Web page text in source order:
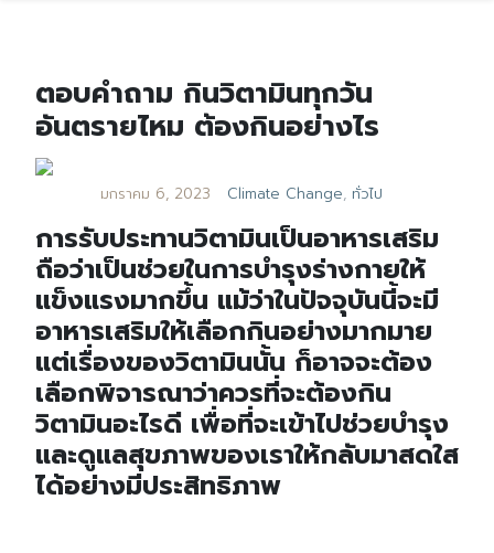
ตอบคำถาม กินวิตามินทุกวัน
อันตรายไหม ต้องกินอย่างไร
มกราคม 6, 2023 Climate Change, ทั่วไป
การรับประทานวิตามินเป็นอาหารเสริม
ถือว่าเป็นช่วยในการบำรุงร่างกายให้
แข็งแรงมากขึ้น แม้ว่าในปัจจุบันนี้จะมี
อาหารเสริมให้เลือกกินอย่างมากมาย
แต่เรื่องของวิตามินนั้น ก็อาจจะต้อง
เลือกพิจารณาว่าควรที่จะต้องกิน
วิตามินอะไรดี เพื่อที่จะเข้าไปช่วยบำรุง
และดูแลสุขภาพของเราให้กลับมาสดใส
ได้อย่างมีประสิทธิภาพ